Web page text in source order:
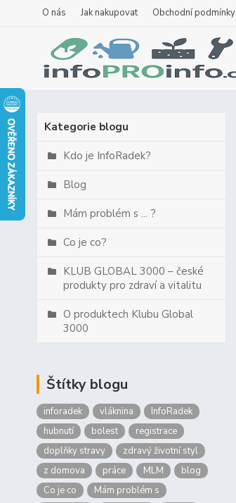
O nás Jak nakupovat Obchodní podmínky
Kategorie blogu
Kdo je InfoRadek?
Blog
Mám problém s ... ?
Co je co?
KLUB GLOBAL 3000 – české
produkty pro zdraví a vitalitu
O produktech Klubu Global
3000
Štítky blogu
inforadek vláknina
InfoRadek
hubnutí
bolest
registrace
doplňky stravy
zdravý životní styl
z domova
práce MLM
blog
Co je co
Mám problém s